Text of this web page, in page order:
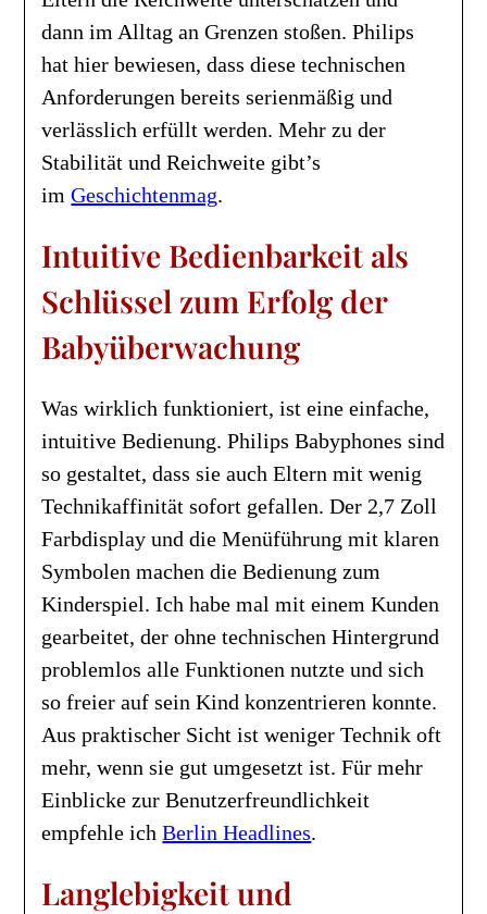
dann im Alltag an Grenzen stoßen. Philips
hat hier bewiesen, dass diese technischen
Anforderungen bereits serienmäßig und
verlässlich erfüllt werden. Mehr zu der
Stabilität und Reichweite gibt’s
imGeschichtenmag.
Intuitive Bedienbarkeit als
Schlüssel zum Erfolg der
Babyüberwachung
Was wirklich funktioniert, ist eine einfache,
intuitive Bedienung. Philips Babyphones sind
so gestaltet, dass sie auch Eltern mit wenig
Technikaffinität sofort gefallen. Der 2,7 Zoll
Farbdisplay und die Menüführung mit klaren
Symbolen machen die Bedienung zum
Kinderspiel. Ich habe mal mit einem Kunden
gearbeitet, der ohne technischen Hintergrund
problemlos alle Funktionen nutzte und sich
so freier auf sein Kind konzentrieren konnte.
Aus praktischer Sicht ist weniger Technik oft
mehr, wenn sie gut umgesetzt ist. Für mehr
Einblicke zur Benutzerfreundlichkeit
empfehle ichBerlin Headlines.
Langlebigkeit und